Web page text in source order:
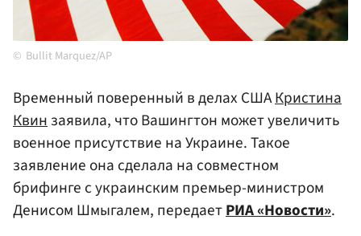
Bullit Marquez/AP
Временный поверенный в делах СШАКристина
Квинзаявила, что Вашингтон может увеличить
военное присутствие на Украине. Такое
заявление она сделала на совместном
брифинге с украинским премьер-министром
Денисом Шмыгалем, передаетРИА «Новости».